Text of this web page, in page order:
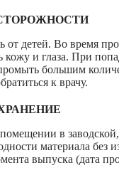
от детей. Во время
кожу и глаза. При
большим
к врачу.
в
материала без
выпуска (дата